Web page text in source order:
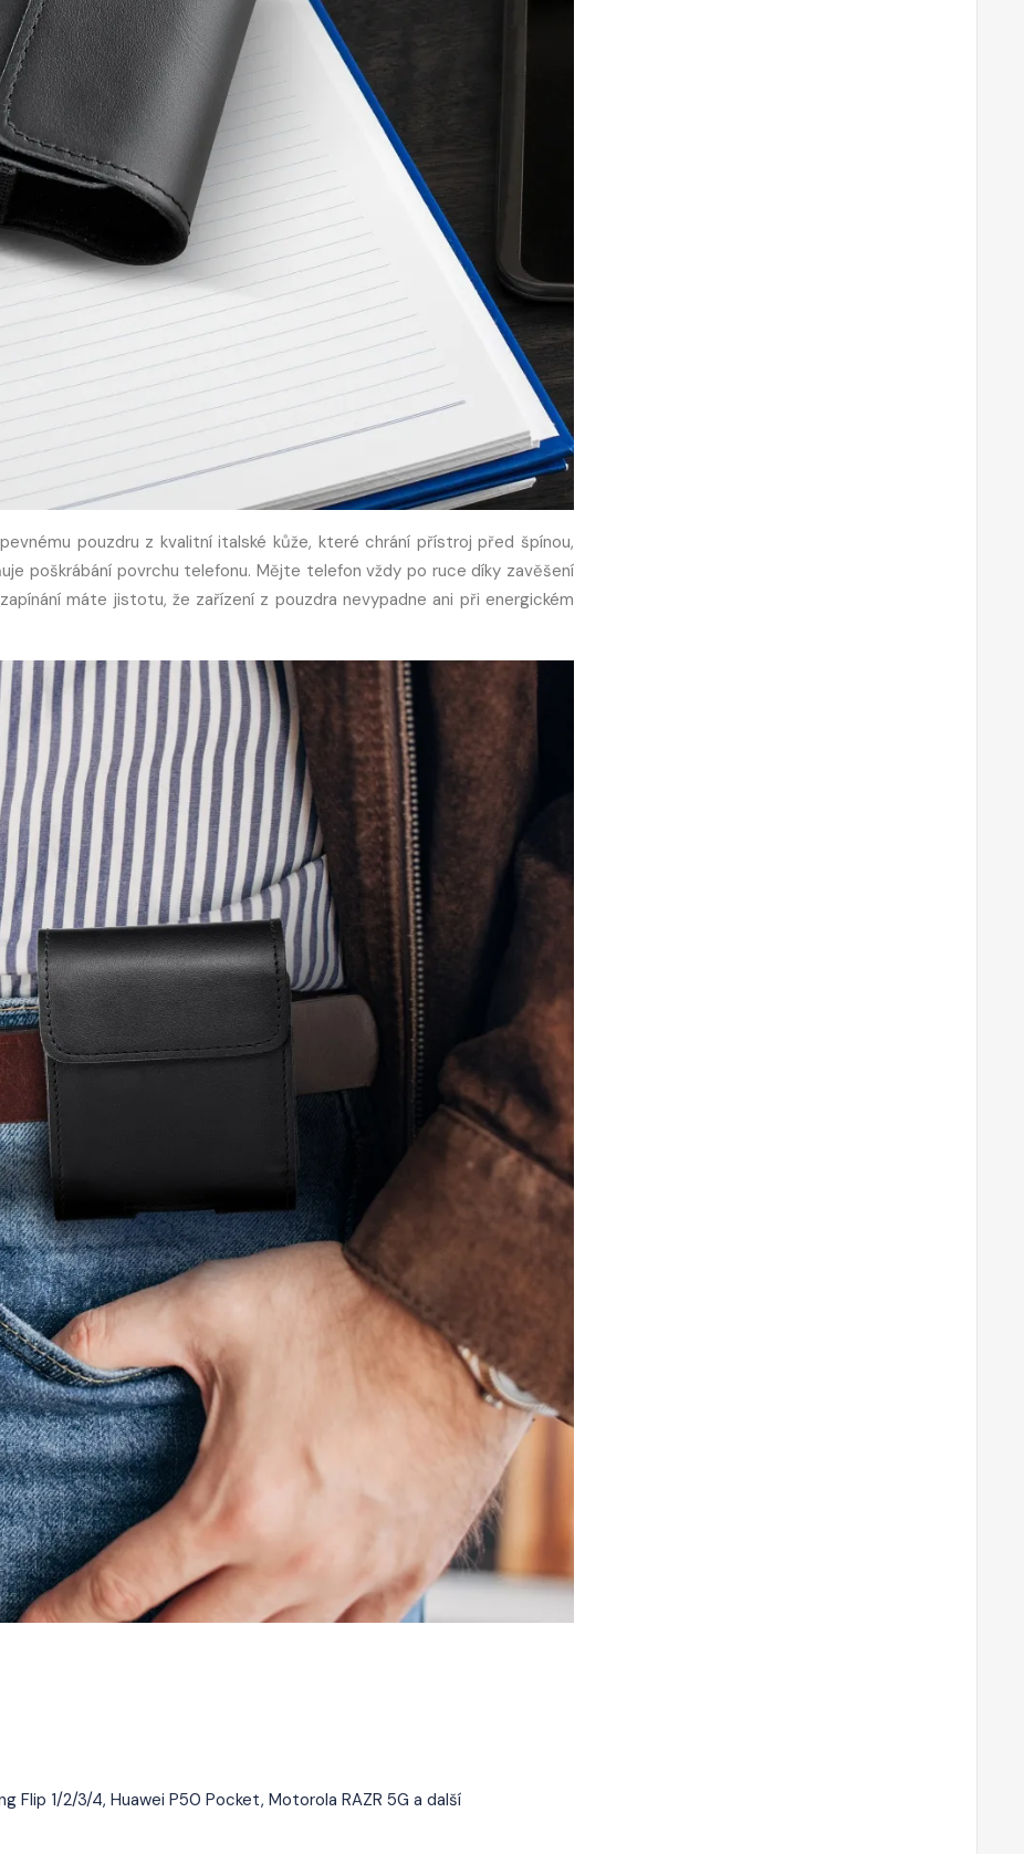
pouzdru z kvalitní italské kůže, které chrání přístroj před špínou,
poškrábání povrchu telefonu. Mějte telefon vždy po ruce díky zavěšení
máte jistotu, že zařízení z pouzdra nevypadne ani při energickém
Flip 1/2/3/4, Huawei P50 Pocket, Motorola RAZR 5G a další